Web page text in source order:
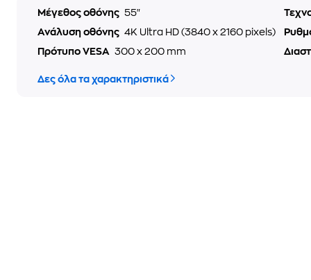
Μέγεθος οθόνης 55"
Ανάλυση οθόνης 4K Ultra HD (3840 x 2160 pixels)
Πρότυπο VESA 300 x 200 mm
Δες όλα τα χαρακτηριστικά